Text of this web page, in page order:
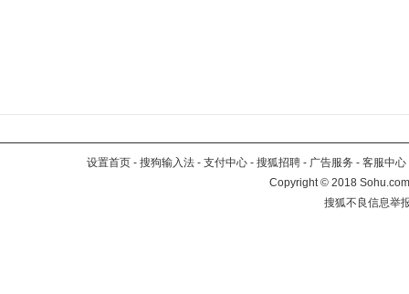
设置首页 - 搜狗输入法 - 支付中心 - 搜狐招聘 - 广告服务 - 客服中心
Copyright©2018
搜狐不良信息举